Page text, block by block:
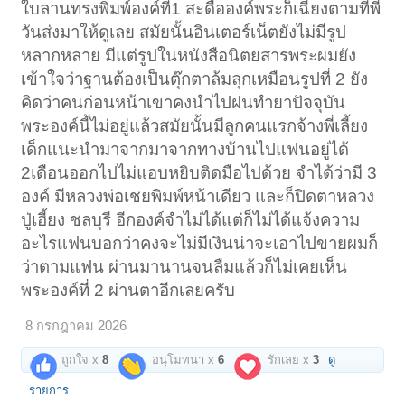
ใบลานทรงพิมพ์องค์ที่1 สะดือองค์พระก็เฉียงตามที่พี่
วันส่งมาให้ดูเลย สมัยนั้นอินเตอร์เน็ตยังไม่มีรูป
หลากหลาย มีแต่รูปในหนังสือนิตยสารพระผมยัง
เข้าใจว่าฐานต้องเป็นตุ๊กตาล้มลุกเหมือนรูปที่ 2 ยัง
คิดว่าคนก่อนหน้าเขาคงนำไปฝนทำยาปัจจุบัน
พระองค์นี้ไม่อยู่แล้วสมัยนั้นมีลูกคนแรกจ้างพี่เลี้ยง
เด็กแนะนำมาจากมาจากทางบ้านไปแฟนอยู่ได้
2เดือนออกไปไม่แอบหยิบติดมือไปด้วย จำได้ว่ามี 3
องค์ มีหลวงพ่อเชยพิมพ์หน้าเดียว และก็ปิดตาหลวง
ปู่เฮี้ยง ชลบุรี อีกองค์จำไม่ได้แต่ก็ไม่ได้แจ้งความ
อะไรแฟนบอกว่าคงจะไม่มีเงินน่าจะเอาไปขายผมก็
ว่าตามแฟน ผ่านมานานจนลืมแล้วก็ไม่เคยเห็น
พระองค์ที่ 2 ผ่านตาอีกเลยครับ
8 กรกฎาคม 2026
ถูกใจ x8 อนุโมทนา x6 รักเลย x3 ดู
รายการ